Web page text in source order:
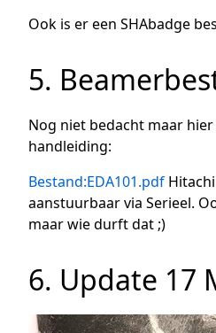
Ook is er een SHAbadge
5.
Nog niet bedacht maar hier
handleiding:
Bestand:EDA101.pdf
aanstuurbaar via Serieel.
maar wie durft dat ;)
6. Update 17